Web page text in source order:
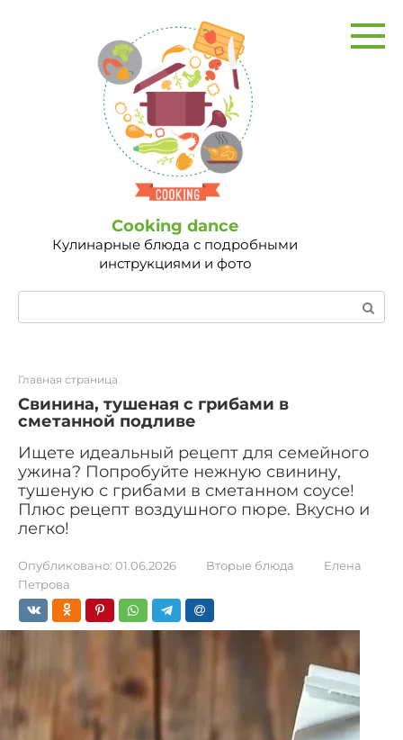
Сooking dance
Кулинарные блюда с подробными
инструкциями и фото
Поиск:
Главная страница
Свинина, тушеная с грибами в
сметанной подливе
Ищете идеальный рецепт для семейного
ужина? Попробуйте нежную свинину,
тушеную с грибами в сметанном соусе!
Плюс рецепт воздушного пюре. Вкусно и
легко!
Опубликовано: 01.06.2026 Вторые блюда
Елена
Петрова